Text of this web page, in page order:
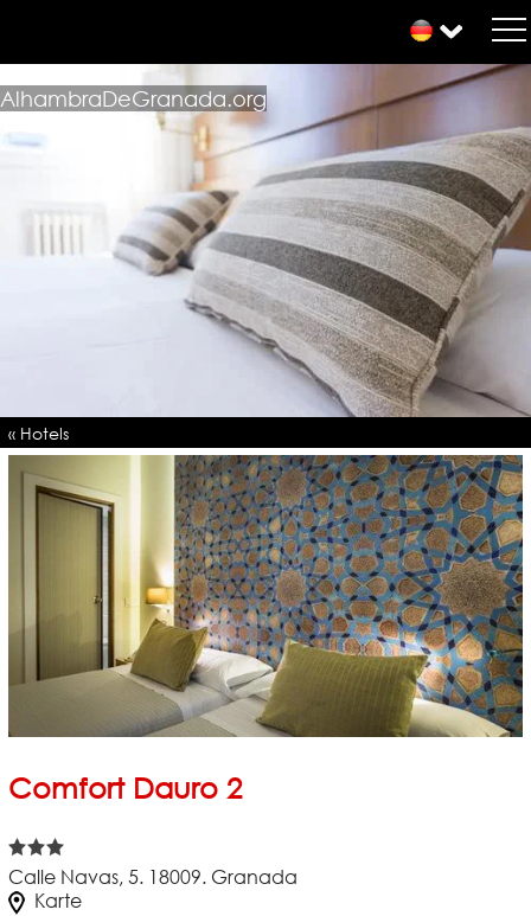
AlhambraDeGranada.org
« Hotels
Comfort Dauro 2
Calle Navas, 5. 18009. Granada
Karte